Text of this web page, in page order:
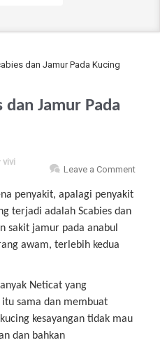
dan Jamur Pada Kucing
dan Jamur Pada
Leave a Comment
vivi
penyakit, apalagi penyakit
terjadi adalah Scabies dan
sakit jamur pada anabul
awam, terlebih kedua
Neticat yang
sama dan membuat
kesayangan tidak mau
dan bahkan